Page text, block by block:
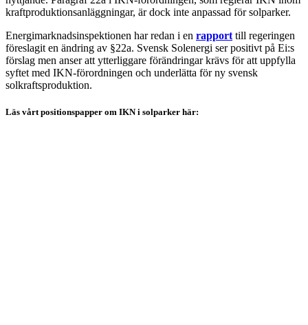
kraftproduktionsanläggningar, är dock inte anpassad för solparker.
Energimarknadsinspektionen har redan i en rapport till regeringen
föreslagit en ändring av §22a. Svensk Solenergi ser positivt på Ei:s
förslag men anser att ytterliggare förändringar krävs för att uppfylla
syftet med IKN-förordningen och underlätta för ny svensk
solkraftsproduktion.
Läs vårt positionspapper om IKN i solparker här: